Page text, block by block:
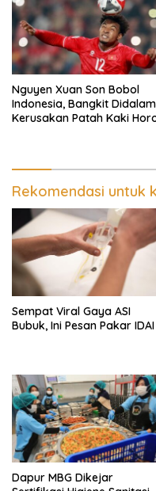
Nguyen Xuan Son Bobol
Indonesia, Bangkit Didalam
Kerusakan Patah Kaki
Rekomendasi untuk
Sempat Viral Gaya ASI
Bubuk, Ini Pesan Pakar IDAI
Dapur MBG Dikejar